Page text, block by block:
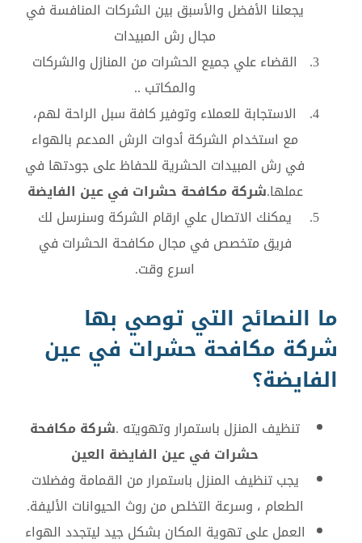
يجعلنا الأفضل والأسبق بين الشركات المنافسة في
مجال رش المبيدات
القضاء علي جميع الحشرات من المنازل والشركات
والمكاتب ..
الاستجابة للعملاء وتوفير كافة سبل الراحة لهم،
مع استخدام الشركة أدوات الرش المدعم بالهواء
في رش المبيدات الحشرية للحفاظ على جودتها في
عملها.شركة مكافحة حشرات في عين الفايضة
يمكنك الاتصال علي ارقام الشركة وسنرسل لك
فريق متخصص في مجال مكافحة الحشرات في
اسرع وقت.
ما النصائح التي توصي بها
شركة مكافحة حشرات في عين
الفايضة؟
تنظيف المنزل باستمرار وتهويته .شركة مكافحة
حشرات في عين الفايضة العين
يجب تنظيف المنزل باستمرار من القمامة وفضلات
الطعام ، وسرعة التخلص من روث الحيوانات الأليفة.
العمل على تهوية المكان بشكل جيد ليتجدد الهواء